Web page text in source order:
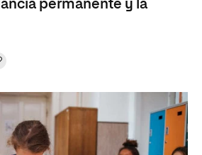
permanente y la